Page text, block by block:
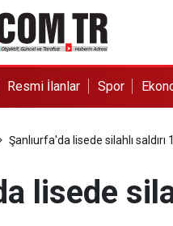
Resmi İlanlar Spor
Şanlıurfa'da lisede silahlı saldırı
lisede